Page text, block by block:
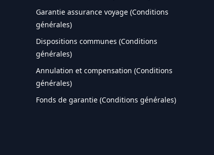
Garantie assurance voyage (Conditions
générales)
Dispositions communes (Conditions
générales)
Annulation et compensation (Conditions
générales)
Fonds de garantie (Conditions générales)